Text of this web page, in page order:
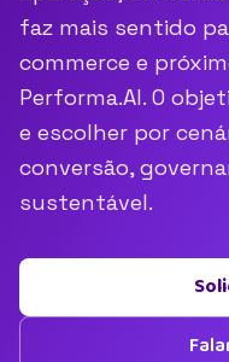
faz mais sentido
commerce e
Performa.AI. O
e escolher por
conversão,
sustentável.